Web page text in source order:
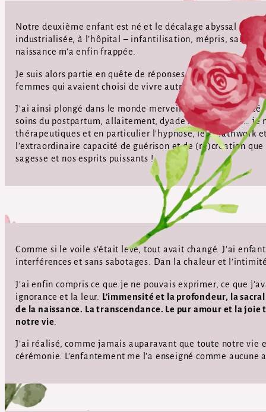
Notre deuxième enfant est né et le décalage abyssal entre
industrialisée, à l’hôpital – infantilisation, mépris,
naissance m’a enfin frappée.
Je suis alors partie en quête de réponses pour comprendre
femmes qui avaient choisi de vivre autrement. Heureuses,
J’ai ainsi plongé dans le monde merveilleux de la
soins du postpartum, allaitement, dyade maman-bébé… je
thérapeutiques et en particulier l’hypnose, le breathwork
l’extraordinaire capacité de guérison et de (re)création
sagesse et nos esprits puissants !
Comme si le voile s’était levé, tout avait changé. J’ai
interférences et sans sabotages. Dan la chaleur et
J’ai enfin compris ce que je ne pouvais exprimer, ce que
ignorance et la leur.
L’immensité et la profondeur, la
de la naissance. La transcendance. Le pur amour et la
notre vie
J’ai réalisé, comme jamais auparavant que toute notre
cérémonie. L’enfantement me l’a enseigné comme aucune